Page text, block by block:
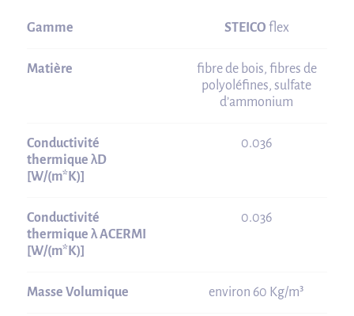
Gamme STEICO flex
Matière
fibre de bois, fibres de
polyoléfines, sulfate
d’ammonium
Conductivité
thermique λD
[W/(m*K)]
0.036
Conductivité
thermique λ ACERMI
[W/(m*K)]
0.036
Masse Volumique environ 60 Kg/m³